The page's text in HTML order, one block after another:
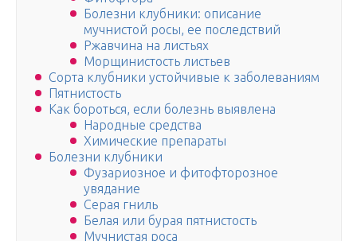
Болезни клубники: описание
мучнистой росы, ее последствий
Ржавчина на листьях
Морщинистость листьев
Сорта клубники устойчивые к заболеваниям
Пятнистость
Как бороться, если болезнь выявлена
Народные средства
Химические препараты
Болезни клубники
Фузариозное и фитофторозное
увядание
Серая гниль
Белая или бурая пятнистость
Мучнистая роса